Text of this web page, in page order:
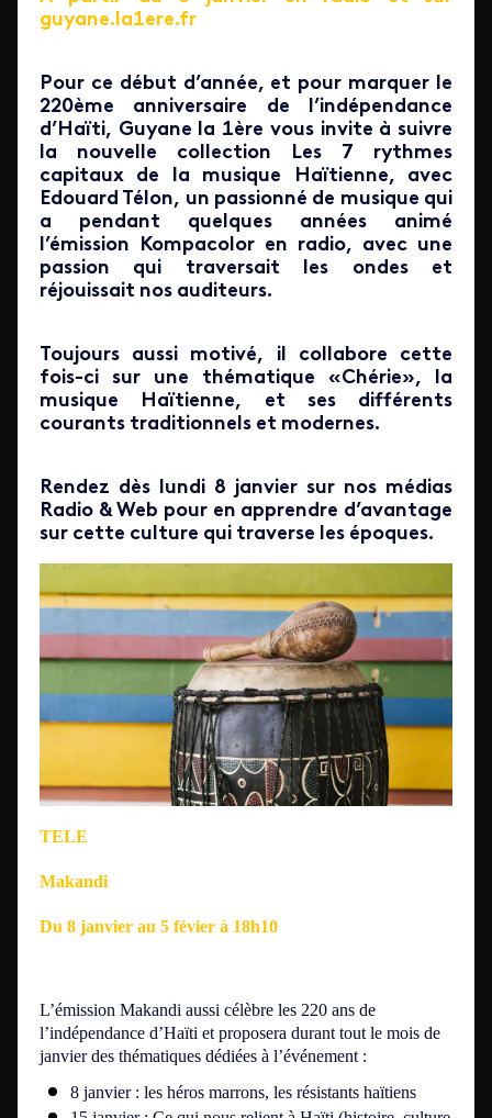
guyane.la1ere.fr
Pour ce début d’année, et pour marquer le
220ème anniversaire de l’indépendance
d’Haïti, Guyane la 1ère vous invite à suivre
la nouvelle collection Les 7 rythmes
capitaux de la musique Haïtienne, avec
Edouard Télon, un passionné de musique qui
a pendant quelques années animé
l’émission Kompacolor en radio, avec une
passion qui traversait les ondes et
réjouissait nos auditeurs.
Toujours aussi motivé, il collabore cette
fois-ci sur une thématique «Chérie», la
musique Haïtienne, et ses différents
courants traditionnels et modernes.
Rendez dès lundi 8 janvier sur nos médias
Radio & Web pour en apprendre d’avantage
sur cette culture qui traverse les époques.
TELE
Makandi
Du 8 janvier au 5 févier à 18h10
L’émission Makandi aussi célèbre les 220 ans de
l’indépendance d’Haïti et proposera durant tout le mois de
janvier des thématiques dédiées à l’événement :
8 janvier : les héros marrons, les résistants haïtiens